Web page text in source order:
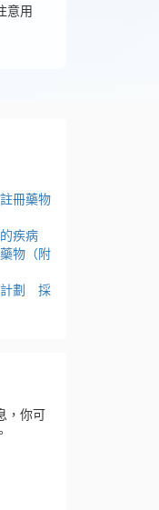
意用
冊藥物
疾病
物（附
計劃 採
，你可